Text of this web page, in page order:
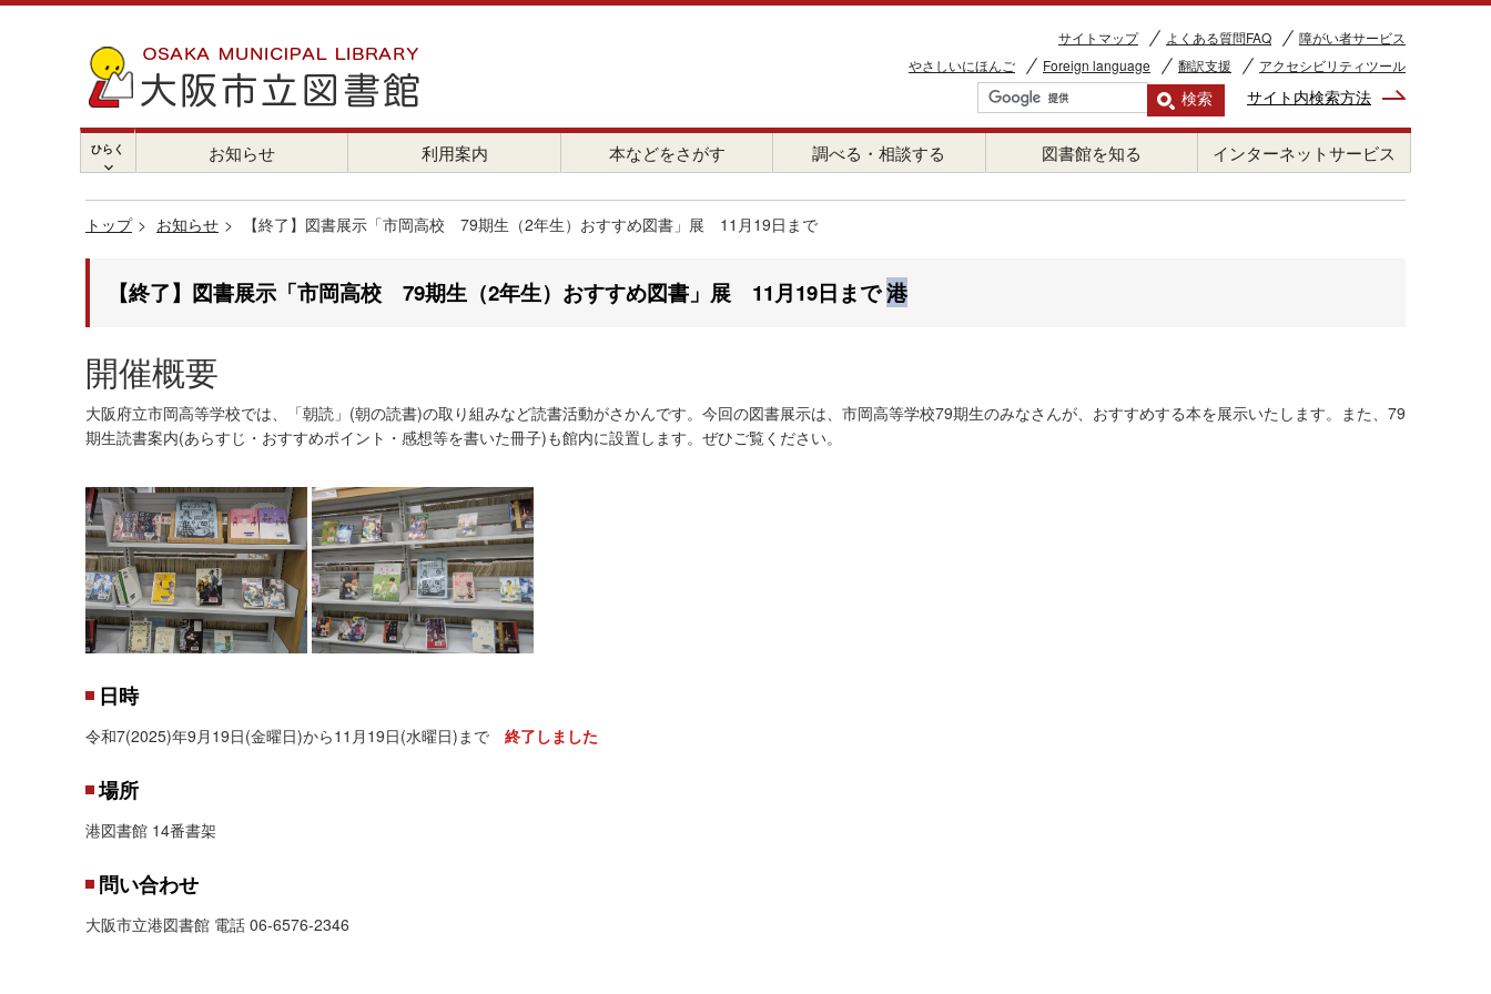
サイトマップ よくある質問FAQ
障がい者サービス
やさしいにほんご
Foreign language 翻訳支援 アクセシビリティツール
サイト内検索方法
ひらく
chevron_right
お知らせ 利用案内 本などをさがす 調べる・相談する 図書館を知る インターネットサービス
トップ お知らせ 【終了】図書展示「市岡高校 79期生（2年生）おすすめ図書」展 11月19日まで
【終了】図書展示「市岡高校 79期生（2年生）おすすめ図書」展 11月19日まで港
開催概要
大阪府立市岡高等学校では、「朝読」(朝の読書)の取り組みなど読書活動がさかんです。今回の図書展示は、市岡高等学校79期生のみなさんが、おすすめする本を展示いたします。また、79
期生読書案内(あらすじ・おすすめポイント・感想等を書いた冊子)も館内に設置します。ぜひご覧ください。
日時
令和7(2025)年9月19日(金曜日)から11月19日(水曜日)まで 終了しました
場所
港図書館 14番書架
問い合わせ
大阪市立港図書館 電話 06-6576-2346